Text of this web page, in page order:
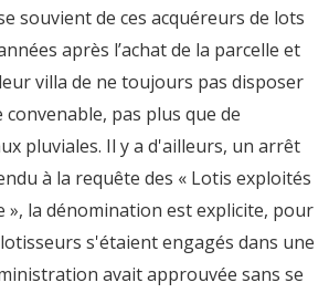
souvient de ces acquéreurs de lots
après l’achat de la parcelle et
villa de ne toujours pas disposer
pas plus que de
pluviales. Il y a d'ailleurs, un arrêt
à la requête des « Lotis exploités
», la dénomination est explicite, pour
s'étaient engagés dans une
avait approuvée sans se